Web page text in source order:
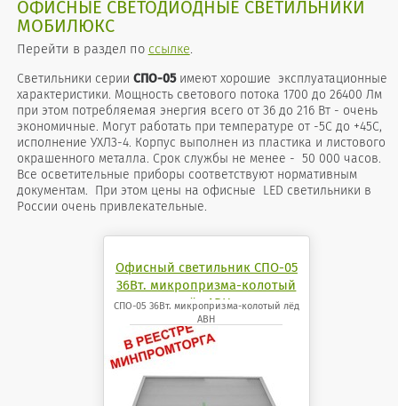
ОФИСНЫЕ СВЕТОДИОДНЫЕ СВЕТИЛЬНИКИ
МОБИЛЮКС
Перейти в раздел по ссылке.
Светильники серии СПО-05имеют хорошие эксплуатационные
характеристики. Мощность светового потока 1700 до 26400 Лм
при этом потребляемая энергия всего от 36 до 216 Вт - очень
экономичные. Могут работать при температуре от -5С до +45С,
исполнение УХЛ3-4. Корпус выполнен из пластика и листового
окрашенного металла. Срок службы не менее - 50 000 часов.
Все осветительные приборы соответствуют нормативным
документам. При этом цены на офисные LED светильники в
России очень привлекательные.
Офисный светильник СПО-05
36Вт. микропризма-колотый
лёд АВН
СПО-05 36Вт. микропризма-колотый лёд
АВН